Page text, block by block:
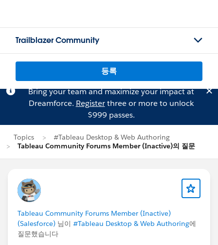
Trailblazer Community
등록
Bring your team and maximize your impact at
Dreamforce. Registerthree or more to unlock
$999 passes.
Topics
#Tableau Desktop & Web Authoring
Tableau Community Forums Member (Inactive)의 질문
Tableau Community Forums Member (Inactive)
(Salesforce) 님이 #Tableau Desktop & Web Authoring에
질문했습니다